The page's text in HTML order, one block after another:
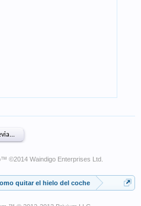
™ ©2014 Waindigo Enterprises Ltd
quitar el hielo del coche